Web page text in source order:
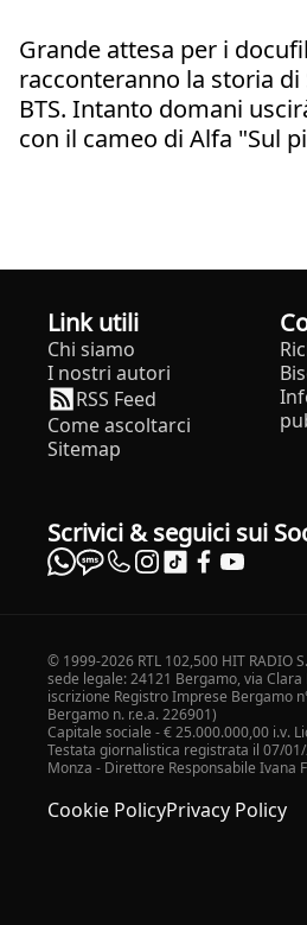
Grande attesa per i
racconteranno la storia di
BTS. Intanto domani
con il cameo di Alfa "Sul
Link utili
Chi siamo
I nostri autori
RSS Feed
Come ascoltarci
Sitemap
Scrivici & seguici sui
© 1999-2026 RTL 102,500 HIT RADIO
sede legale: 24121 Bergamo, via Clara
iscrizione Registro Imprese Bergamo
Bergamo n. r.e.a. 226901)
Capitale sociale - € 25.000.000,00 i.v.
Testata giornalistica registrata il 07/
Monza - Direttore Responsabile Ivana
Cookie PolicyPrivacy Policy